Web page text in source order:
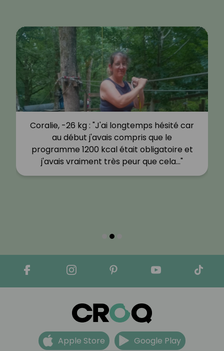
Coralie, -26 kg : "J'ai longtemps hésité car
au début j'avais compris que le
programme 1200 kcal était obligatoire et
j'avais vraiment très peur que cela…"
Apple Store Google Play